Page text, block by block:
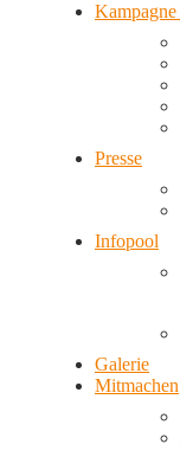
Presse
Infopool
Galerie
Mitmachen